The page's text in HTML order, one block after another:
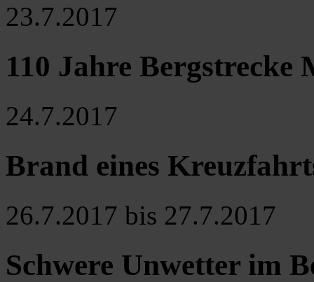
23.7.2017
110 Jahre Bergstrecke
24.7.2017
Brand eines
26.7.2017 bis 27.7.2017
Schwere Unwetter im